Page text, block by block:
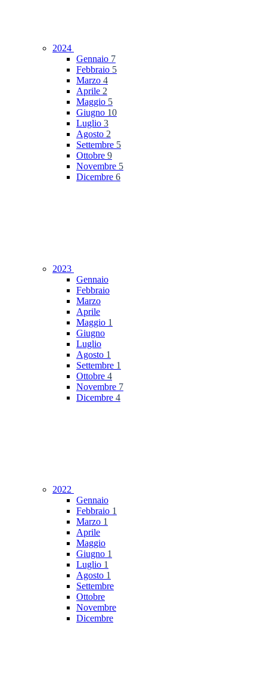
2024
Gennaio 7
Febbraio 5
Marzo 4
Aprile 2
Maggio 5
Giugno 10
Luglio 3
Agosto 2
Settembre 5
Ottobre 9
Novembre 5
Dicembre 6
2023
Gennaio
Febbraio
Marzo
Aprile
Maggio 1
Giugno
Luglio
Agosto 1
Settembre 1
Ottobre 4
Novembre 7
Dicembre 4
2022
Gennaio
Febbraio 1
Marzo 1
Aprile
Maggio
Giugno 1
Luglio 1
Agosto 1
Settembre
Ottobre
Novembre
Dicembre